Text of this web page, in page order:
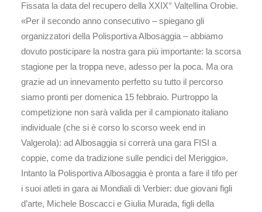
Fissata la data del recupero della XXIX° Valtellina Orobie.
«Per il secondo anno consecutivo – spiegano gli
organizzatori della Polisportiva Albosaggia – abbiamo
dovuto posticipare la nostra gara più importante: la scorsa
stagione per la troppa neve, adesso per la poca. Ma ora
grazie ad un innevamento perfetto su tutto il percorso
siamo pronti per domenica 15 febbraio. Purtroppo la
competizione non sarà valida per il campionato italiano
individuale (che si è corso lo scorso week end in
Valgerola): ad Albosaggia si correrà una gara FISI a
coppie, come da tradizione sulle pendici del Meriggio».
Intanto la Polisportiva Albosaggia è pronta a fare il tifo per
i suoi atleti in gara ai Mondiali di Verbier: due giovani figli
d’arte, Michele Boscacci e Giulia Murada, figli della